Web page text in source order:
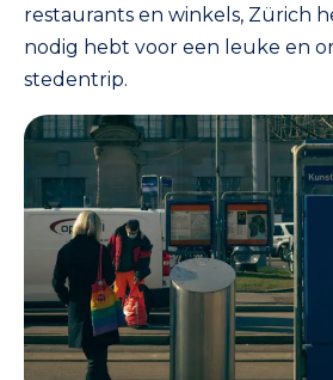
restaurants en winkels, Zürich
nodig hebt voor een leuke en
stedentrip.